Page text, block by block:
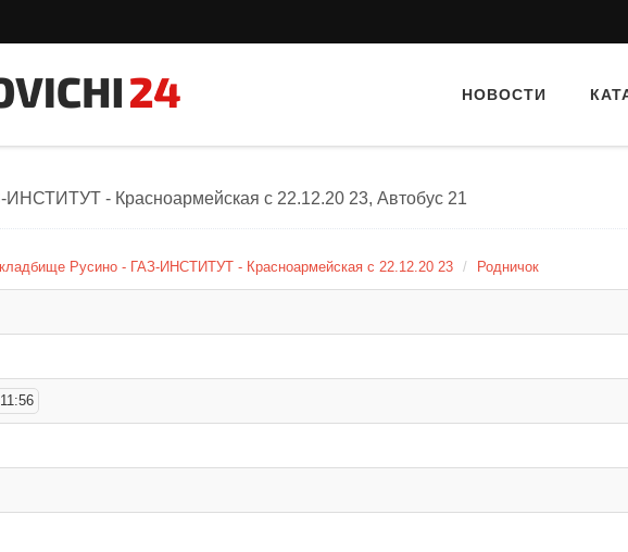
НОВОСТИ
ИНСТИТУТ - Красноармейская с 22.12.20 23, Автобус 21
кладбище Русино - ГАЗ-ИНСТИТУТ - Красноармейская с 22.12.20 23 Родничок
11:56
Тайный гость: